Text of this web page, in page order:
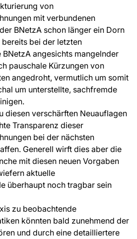
von
mit verbundenen
BNetzA schon länger ein Dorn
bereits bei der letzten
angesichts mangelnder
pauschale Kürzungen von
angedroht, vermutlich um somit
um unterstellte, sachfremde
diesen verschärften Neuauflagen
Transparenz dieser
bei der nächsten
Generell wirft dies aber die
mit diesen neuen Vorgaben
aktuelle
überhaupt noch tragbar sein
zu beobachtende
könnten bald zunehmend der
und durch eine detailliertere